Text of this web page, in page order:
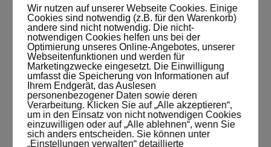
San Bruno, CA 94066, USA. Wenn Sie eine
unserer mit einem YouTube-Plugin
ausgestatteten Seiten besuchen, wird eine
Verbindung zu den Servern von YouTube
hergestellt. Dabei wird dem Youtube-Server
mitgeteilt, welche unserer Seiten Sie besucht
haben.
Wenn Sie in Ihrem YouTube-Account
Wir nutzen auf unserer Webseite Cookies. Einige
Cookies sind notwendig (z.B. für den Warenkorb)
andere sind nicht notwendig. Die nicht-
notwendigen Cookies helfen uns bei der
Optimierung unseres Online-Angebotes, unserer
Webseitenfunktionen und werden für
Marketingzwecke eingesetzt. Die Einwilligung
umfasst die Speicherung von Informationen auf
Ihrem Endgerät, das Auslesen
personenbezogener Daten sowie deren
Verarbeitung. Klicken Sie auf „Alle akzeptieren“,
um in den Einsatz von nicht notwendigen Cookies
einzuwilligen oder auf „Alle ablehnen“, wenn Sie
sich anders entscheiden. Sie können unter
„Einstellungen verwalten“ detaillierte